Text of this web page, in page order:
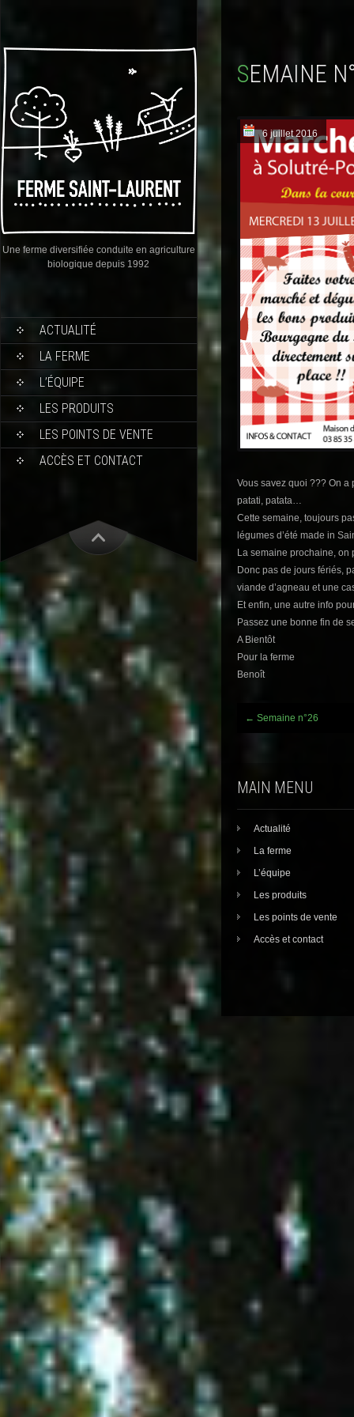
Une ferme diversifiée conduite en agriculture
biologique depuis 1992
ACTUALITÉ
LA FERME
L’ÉQUIPE
LES PRODUITS
LES POINTS DE VENTE
ACCÈS ET CONTACT
SEMAINE
6 juillet 2016
Vous savez quoi ??? On
patati, patata…
Cette semaine, toujours
légumes d’été made in
La semaine prochaine, on
Donc pas de jours fériés,
viande d’agneau et une
Et enfin, une autre info
Passez une bonne fin de
A Bientôt
Pour la ferme
Benoît
Post
navigation
← Semaine n°26
MAIN MENU
Actualité
La ferme
L’équipe
Les produits
Les points de vente
Accès et contact